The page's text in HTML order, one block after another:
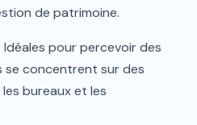
de patrimoine.
Idéales pour percevoir des
se concentrent sur des
bureaux et les